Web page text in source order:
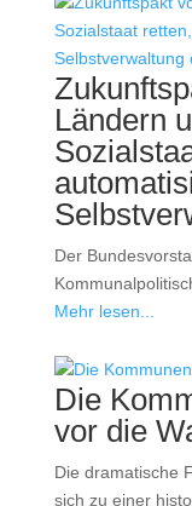
Ländern
Der
Mehr lesen...
Die
vor die
Die dramatische
sich zu einer